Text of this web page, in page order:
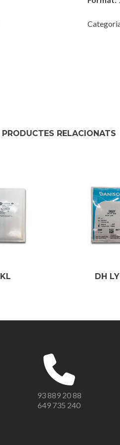
PRODUCTES RELACIONATS
KL DH
93 889 20 88
649 735 240